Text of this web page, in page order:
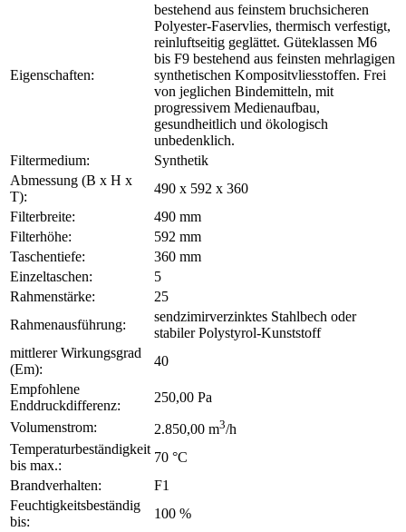
Eigenschaften:
bestehend aus feinstem bruchsicheren
Polyester-Faservlies, thermisch verfestigt,
reinluftseitig geglättet. Güteklassen M6
bis F9 bestehend aus feinsten mehrlagigen
synthetischen Kompositvliesstoffen. Frei
von jeglichen Bindemitteln, mit
progressivem Medienaufbau,
gesundheitlich und ökologisch
unbedenklich.
Filtermedium:
Synthetik
Abmessung (B x H x
T):
490 x 592 x 360
Filterbreite:
490 mm
Filterhöhe:
592 mm
Taschentiefe:
360 mm
Einzeltaschen:
5
Rahmenstärke:
25
Rahmenausführung:
sendzimirverzinktes Stahlbech oder
stabiler Polystyrol-Kunststoff
mittlerer Wirkungsgrad
(Em):
40
Empfohlene
Enddruckdifferenz:
250,00 Pa
Volumenstrom:
2.850,00 m3/h
Temperaturbeständigkeit
bis max.:
70 °C
Brandverhalten:
F1
Feuchtigkeitsbeständig
bis:
100 %